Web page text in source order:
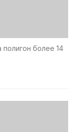
более 14